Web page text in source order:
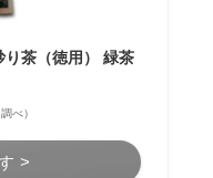
茶（徳用） 緑茶
べ）
>